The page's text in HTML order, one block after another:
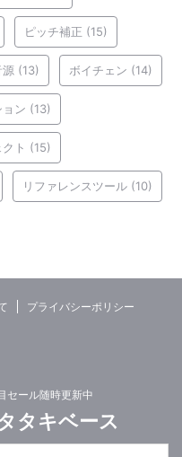
ピッチ補正 (15)
源 (13) ボイチェン (14)
ン (13)
ト (15)
リファレンスツール (10)
プライバシーポリシー
セール随時更新中
タキベース